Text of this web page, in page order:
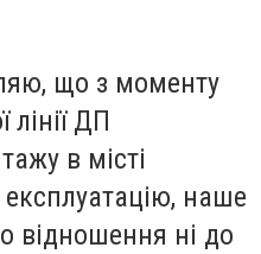
що з моменту
лінії ДП
в місті
наше
відношення ні до